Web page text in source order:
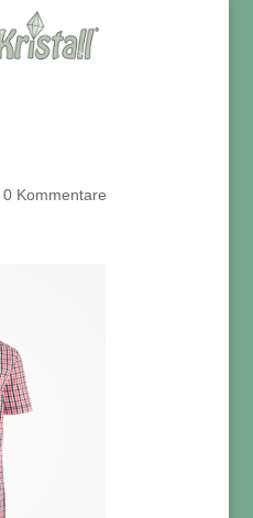
0 Kommentare